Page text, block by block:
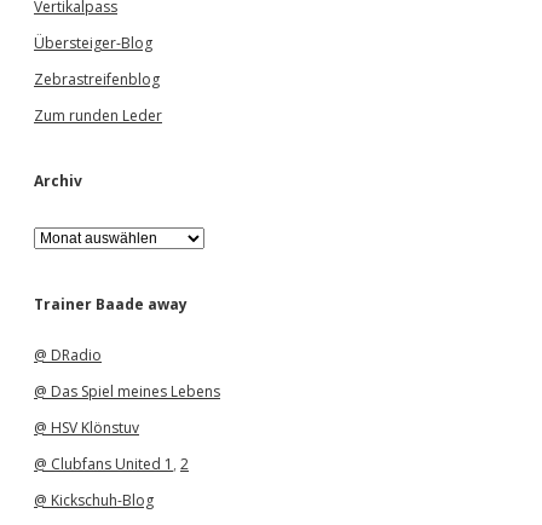
Vertikalpass
Übersteiger-Blog
Zebrastreifenblog
Zum runden Leder
Archiv
A
r
h
Trainer Baade away
@ DRadio
@ Das Spiel meines Lebens
@ HSV Klönstuv
@ Clubfans United 1 , 2
@ Kickschuh-Blog